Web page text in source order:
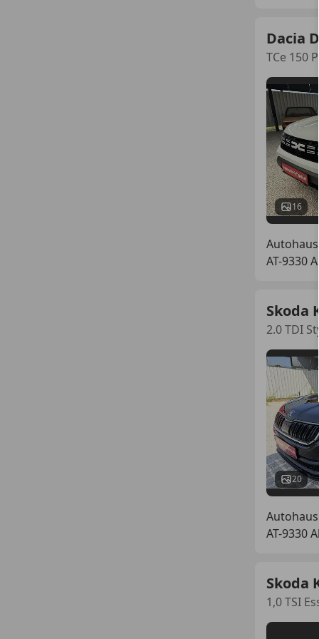
Dacia
TCe 150
16
AT-9330
Skoda
2.0 TDI
20
AT-9330
Skoda
1,0 TSI